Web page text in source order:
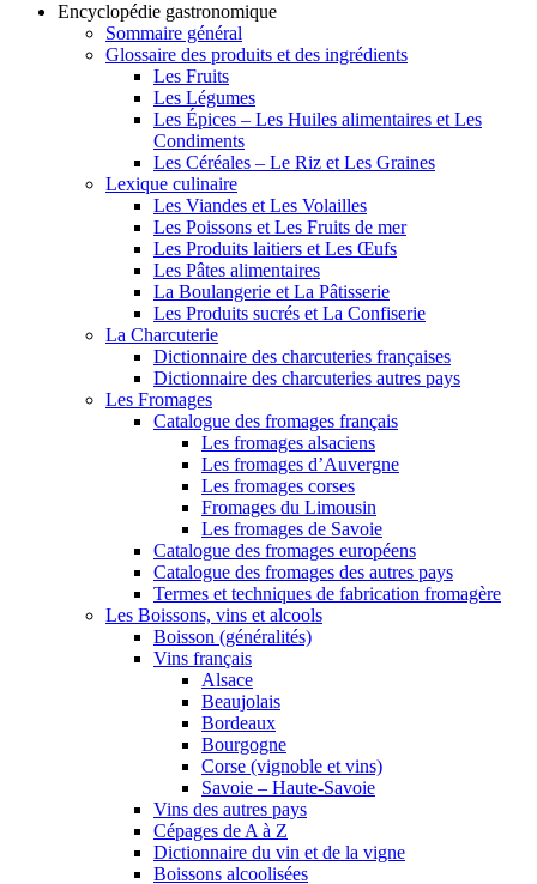
Encyclopédie gastronomique
Sommaire général
Glossaire des produits et des ingrédients
Les Fruits
Les Légumes
Les Épices – Les Huiles alimentaires et Les
Condiments
Les Céréales – Le Riz et Les Graines
Lexique culinaire
Les Viandes et Les Volailles
Les Poissons et Les Fruits de mer
Les Produits laitiers et Les Œufs
Les Pâtes alimentaires
La Boulangerie et La Pâtisserie
Les Produits sucrés et La Confiserie
La Charcuterie
Dictionnaire des charcuteries françaises
Dictionnaire des charcuteries autres pays
Les Fromages
Catalogue des fromages français
Les fromages alsaciens
Les fromages d’Auvergne
Les fromages corses
Fromages du Limousin
Les fromages de Savoie
Catalogue des fromages européens
Catalogue des fromages des autres pays
Termes et techniques de fabrication fromagère
Les Boissons, vins et alcools
Boisson (généralités)
Vins français
Alsace
Beaujolais
Bordeaux
Bourgogne
Corse (vignoble et vins)
Savoie – Haute-Savoie
Vins des autres pays
Cépages de A à Z
Dictionnaire du vin et de la vigne
Boissons alcoolisées